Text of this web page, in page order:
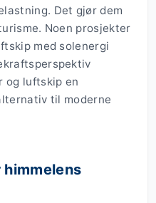
Det gjør dem
Noen prosjekter
med solenergi
og luftskip en
til moderne